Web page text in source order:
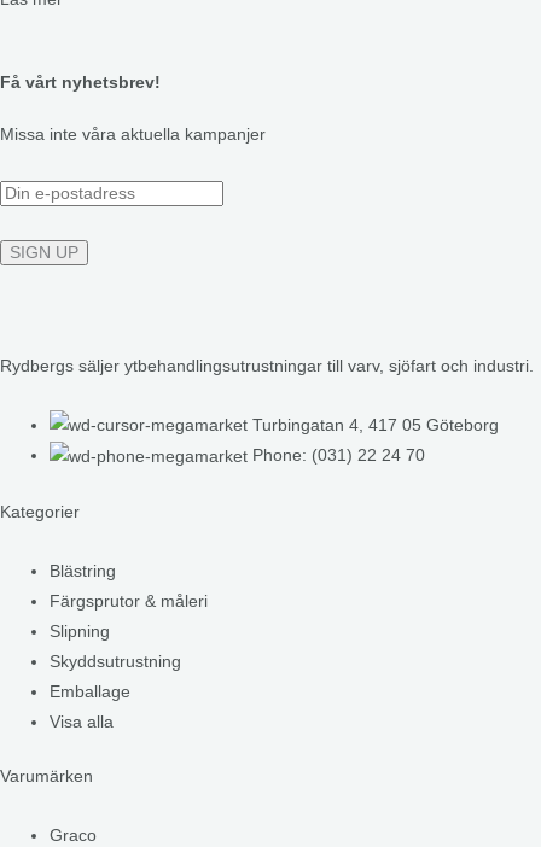
Få vårt nyhetsbrev!
Missa inte våra aktuella kampanjer
Rydbergs säljer ytbehandlingsutrustningar till varv, sjöfart och industri.
Turbingatan 4, 417 05 Göteborg
Phone: (031) 22 24 70
Kategorier
Blästring
Färgsprutor & måleri
Slipning
Skyddsutrustning
Emballage
Visa alla
Varumärken
Graco